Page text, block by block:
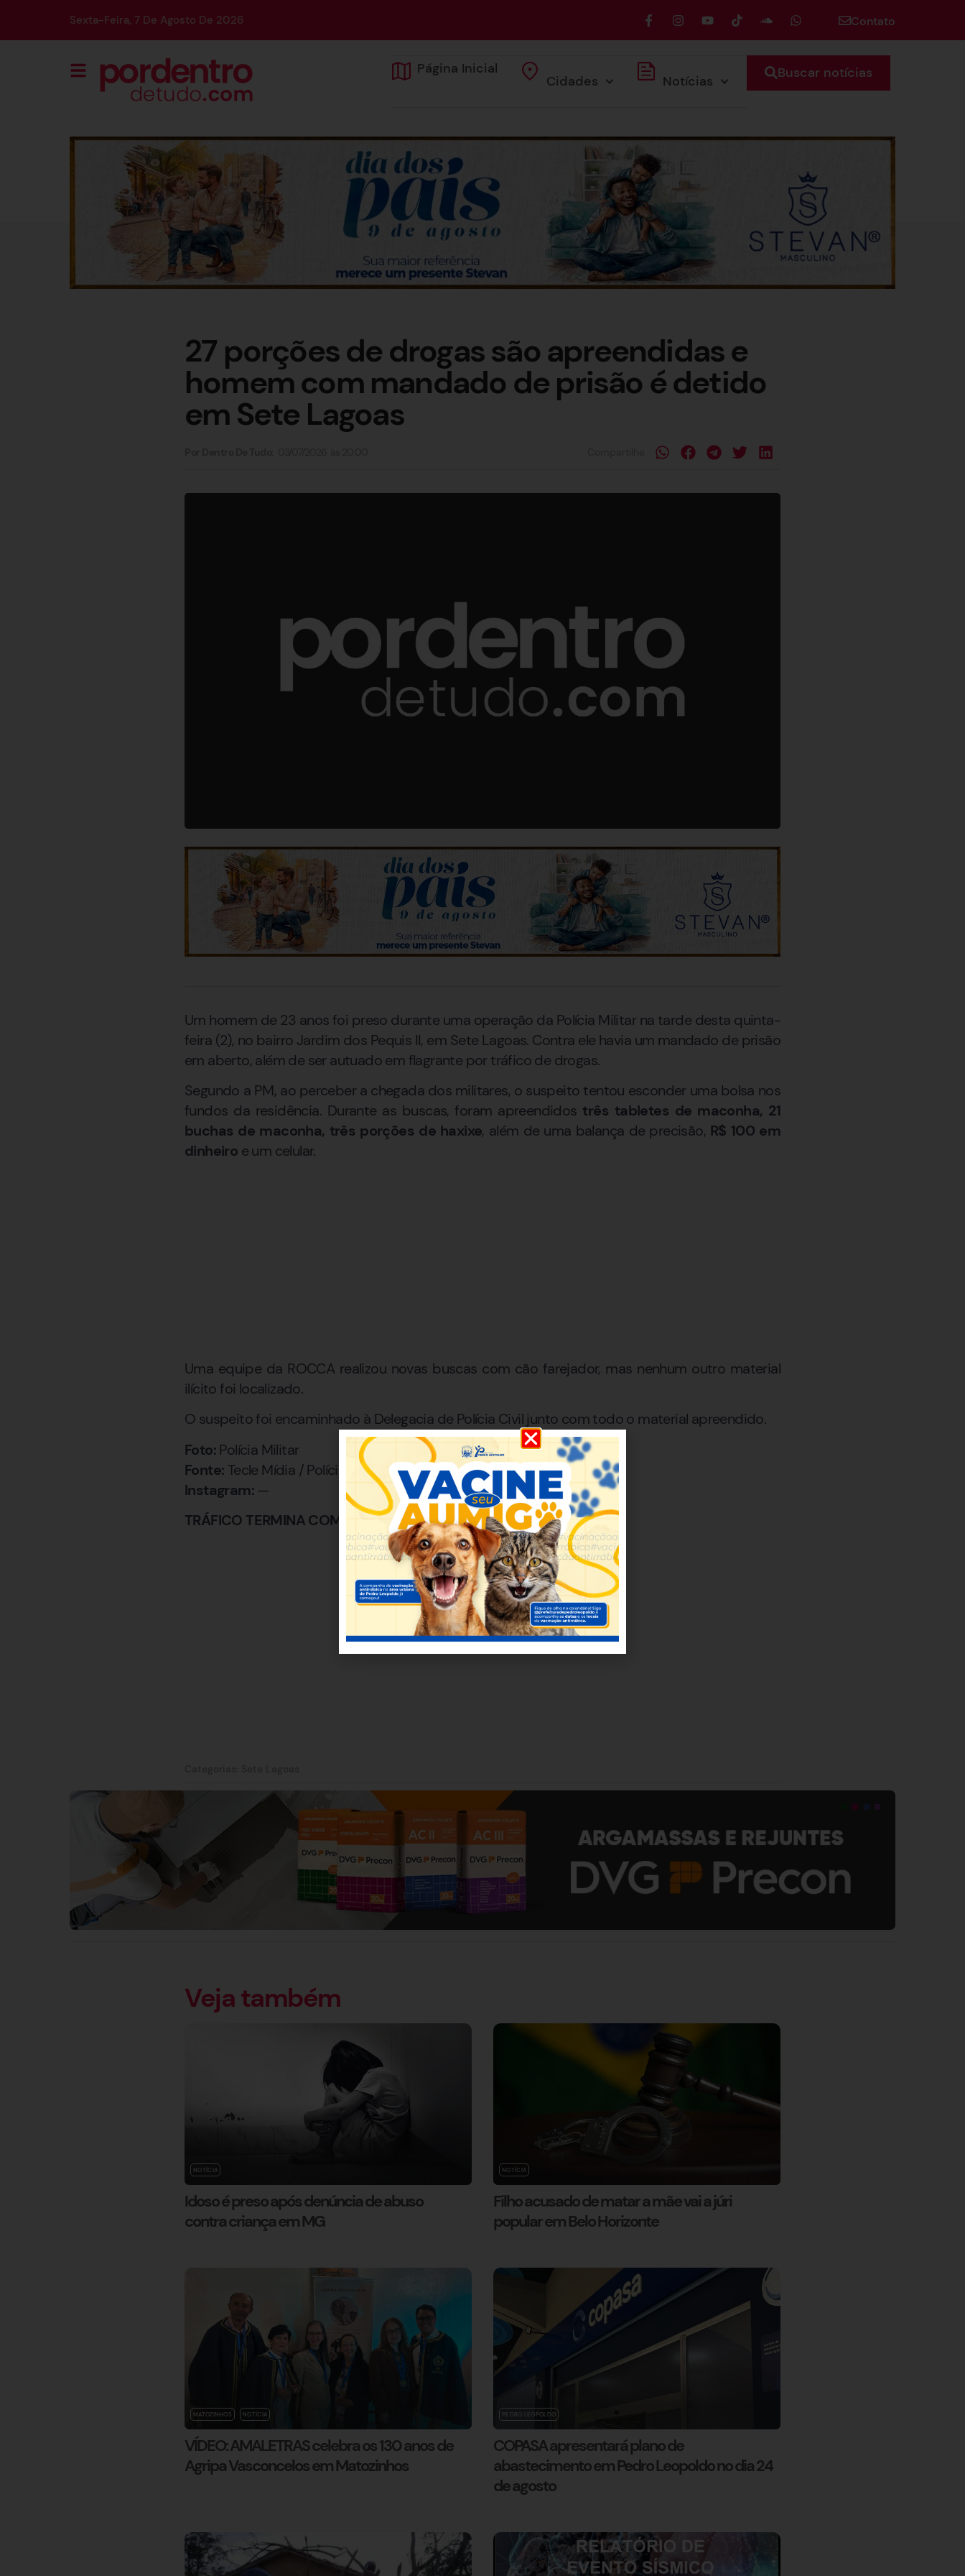
Sexta-Feira, 7 De Agosto De 2026 Contato
Página Inicial
Cidades Notícias Buscar notícias
27 porções de drogas são apreendidas e
homem com mandado de prisão é detido
em Sete Lagoas
Um homem de 23 anos foi preso durante uma operação da Polícia Militar na tarde desta quinta-
feira (2), no bairro Jardim dos Pequis II, em Sete Lagoas. Contra ele havia um mandado de prisão
em aberto, além de ser autuado em flagrante por tráfico de drogas.
Segundo a PM, ao perceber a chegada dos militares, o suspeito tentou esconder uma bolsa nos
fundos da residência. Durante as buscas, foram apreendidos três tabletes de maconha, 21
buchas de maconha, três porções de haxixe, além de uma balança de precisão, R$ 100 em
dinheiro e um celular.
Uma equipe da ROCCA realizou novas buscas com cão farejador, mas nenhum outro material
ilícito foi localizado.
O suspeito foi encaminhado à Delegacia de Polícia Civil junto com todo o material apreendido.
Foto: Polícia Militar
Fonte: Tecle Mídia / Polícia Militar
Instagram:—
TRÁFICO TERMINA COM PRISÃO
Veja também
NOTÍCIA
Idoso é preso após denúncia de abuso
contra criança em MG
NOTÍCIA
Filho acusado de matar a mãe vai a júri
popular em Belo Horizonte
MATOZINHOS NOTÍCIA
VÍDEO: AMALETRAS celebra os 130 anos de
Agripa Vasconcelos em Matozinhos
PEDRO LEOPOLDO
COPASA apresentará plano de
abastecimento em Pedro Leopoldo no dia 24
de agosto